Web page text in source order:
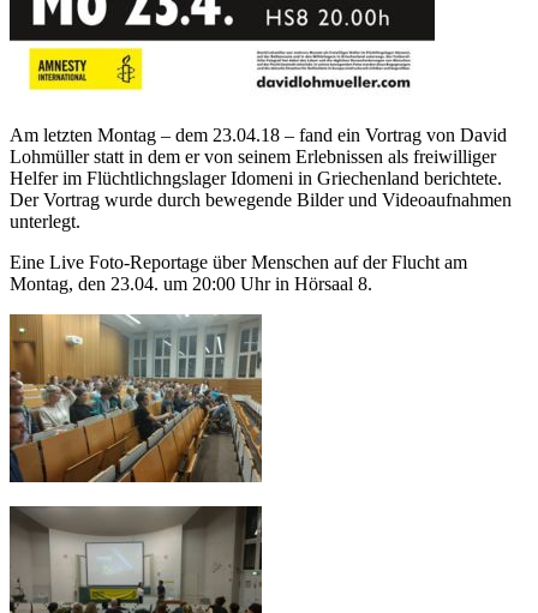
Am letzten Montag – dem 23.04.18 – fand ein Vortrag von David
Lohmüller statt in dem er von seinem Erlebnissen als freiwilliger
Helfer im Flüchtlichngslager Idomeni in Griechenland berichtete.
Der Vortrag wurde durch bewegende Bilder und Videoaufnahmen
unterlegt.
Eine Live Foto-Reportage über Menschen auf der Flucht am
Montag, den 23.04. um 20:00 Uhr in Hörsaal 8.